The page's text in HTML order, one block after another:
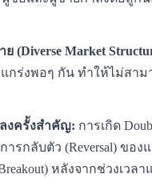
(Diverse Market
กร่งพอๆ กัน ทำให้ไม่สา
งครั้งสำคัญ: การเกิด
รกลับตัว (Reversal) ขอ
หลังจากช่วงเว